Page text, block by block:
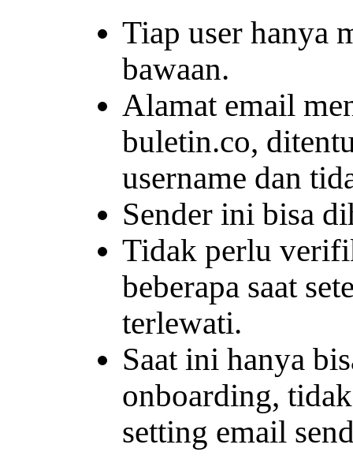
Tiap user hanya
bawaan.
Alamat email
buletin.co,
username dan
Sender ini bisa
Tidak perlu
beberapa saat
terlewati.
Saat ini hanya
onboarding,
setting email